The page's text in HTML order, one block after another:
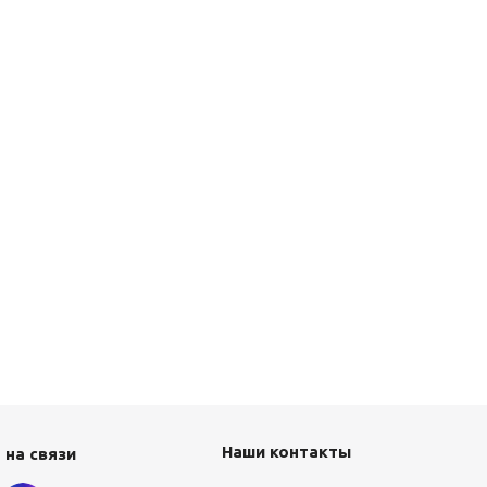
связи Наши контакты